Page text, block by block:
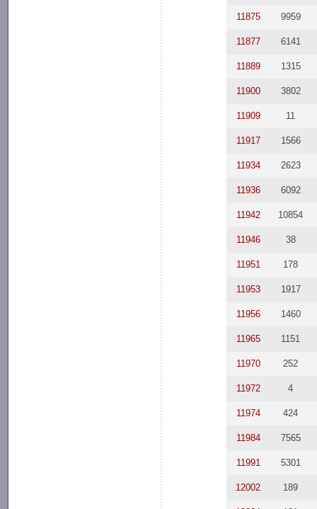
11875 9959
11877 6141
11889 1315
11900 3802
11909 11
11917 1566
11934 2623
11936 6092
11942 10854
11946 38
11951 178
11953 1917
11956 1460
11965 1151
11970 252
11972 4
11974 424
11984 7565
11991 5301
12002 189